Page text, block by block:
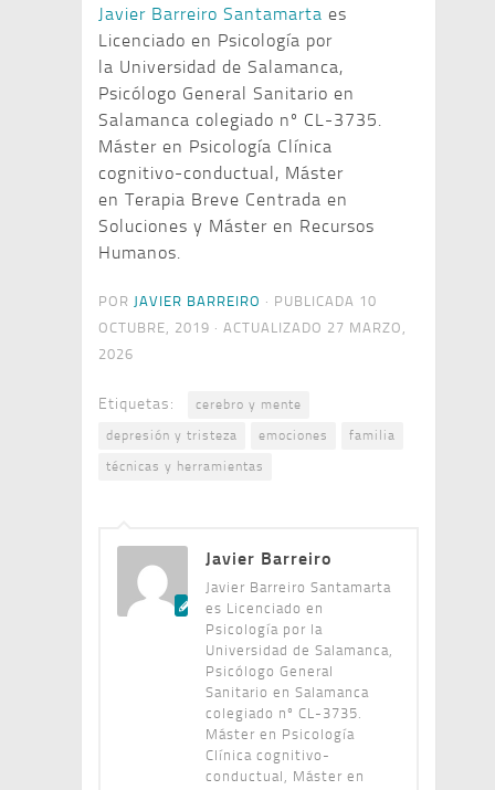
Javier Barreiro Santamarta es
Licenciado en Psicología por
la Universidad de Salamanca,
Psicólogo General Sanitario en
Salamanca colegiado nº CL-3735.
Máster en Psicología Clínica
cognitivo-conductual, Máster
en Terapia Breve Centrada en
Soluciones y Máster en Recursos
Humanos.
POR JAVIER BARREIRO · PUBLICADA 10
OCTUBRE, 2019 · ACTUALIZADO 27 MARZO,
2026
Etiquetas:
cerebro y mente
depresión y tristeza
emociones
familia
técnicas y herramientas
Javier Barreiro
Javier Barreiro Santamarta
es Licenciado en
Psicología por la
Universidad de Salamanca,
Psicólogo General
Sanitario en Salamanca
colegiado nº CL-3735.
Máster en Psicología
Clínica cognitivo-
conductual, Máster en